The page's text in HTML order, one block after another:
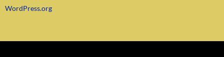
WordPress.org